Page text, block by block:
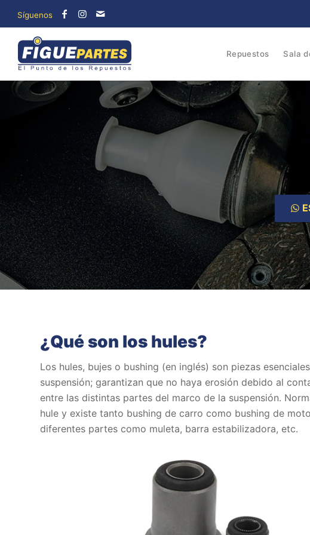
Repuestos Sala
¿Qué son los hules?
Los hules, bujes o bushing (en inglés) son piezas
suspensión; garantizan que no haya erosión debido al
entre las distintas partes del marco de la suspensión.
hule y existe tanto bushing de carro como bushing de
diferentes partes como muleta, barra estabilizadora, etc.